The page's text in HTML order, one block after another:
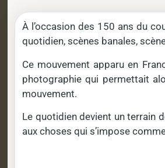
À l’occasion des 150 ans du
quotidien, scènes banales,
Ce mouvement apparu en
photographie qui permettait
mouvement.
Le quotidien devient un terrain
aux choses qui s’impose